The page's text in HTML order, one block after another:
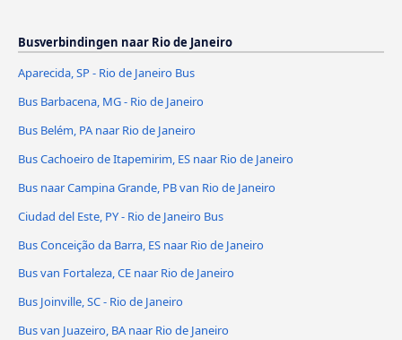
Busverbindingen naar Rio de Janeiro
Aparecida, SP - Rio de Janeiro Bus
Bus Barbacena, MG - Rio de Janeiro
Bus Belém, PA naar Rio de Janeiro
Bus Cachoeiro de Itapemirim, ES naar Rio de Janeiro
Bus naar Campina Grande, PB van Rio de Janeiro
Ciudad del Este, PY - Rio de Janeiro Bus
Bus Conceição da Barra, ES naar Rio de Janeiro
Bus van Fortaleza, CE naar Rio de Janeiro
Bus Joinville, SC - Rio de Janeiro
Bus van Juazeiro, BA naar Rio de Janeiro